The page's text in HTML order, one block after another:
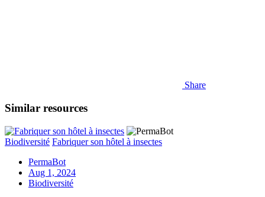
Share
Similar resources
Biodiversité Fabriquer son hôtel à insectes
PermaBot
Aug 1, 2024
Biodiversité